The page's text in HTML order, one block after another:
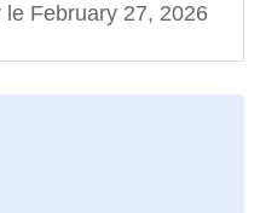
le February 27, 2026